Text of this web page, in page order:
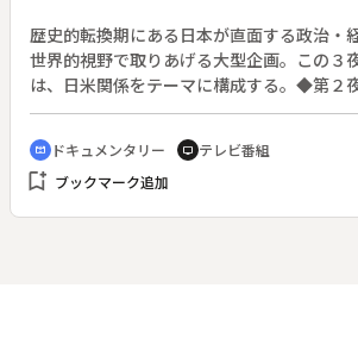
歴史的転換期にある日本が直面する政治・
世界的視野で取りあげる大型企画。この３
は、日米関係をテーマに構成する。◆第２
済”“政治”から“意識”“文化”にまで踏み込
ャーナリスト４人による「日本徹底取材記
ャスター・スチーブベルの「閉鎖社会ニッ
ター、レベッカ・チェイスの「ニッポン・
cinematic_blur ドキュメンタリー tv テレビ番組
bookmark_add ブックマーク追加